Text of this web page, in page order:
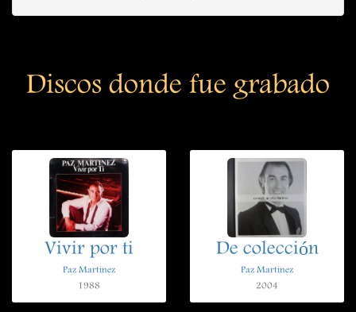
Discos donde fue grabado
Vivir por ti
Paz Martinez
1988
De colección
Paz Martinez
2004